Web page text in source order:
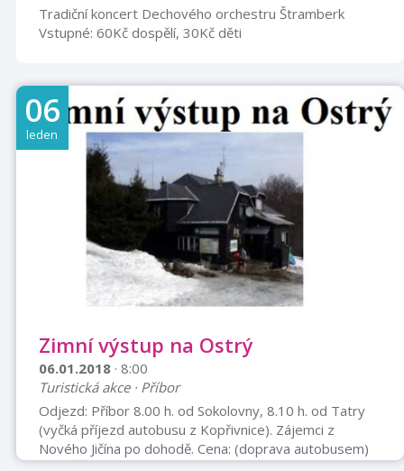
Tradiční koncert Dechového orchestru Štramberk
Vstupné: 60Kč dospělí, 30Kč děti
06
leden
Zimní výstup na Ostrý
06.01.2018 · 8:00
Turistická akce · Příbor
Odjezd: Příbor 8.00 h. od Sokolovny, 8.10 h. od Tatry
(vyčká příjezd autobusu z Kopřivnice). Zájemci z
Nového Jičína po dohodě. Cena: (doprava autobusem)
člen KČT ostatní dospělý 200,- Kč 220,- Kč dítě (do 15